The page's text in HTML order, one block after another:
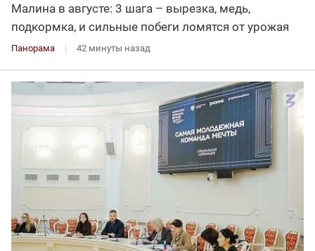
Малина в августе: 3 шага – вырезка, медь,
подкормка, и сильные побеги ломятся от урожая
Панорама 42 минуты назад